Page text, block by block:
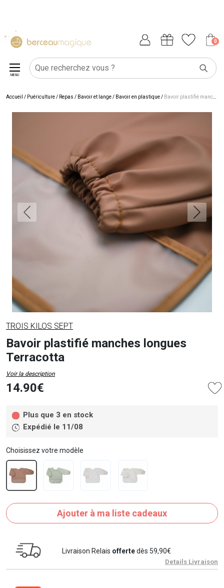
0
MENU
Accueil / Puériculture/ Repas / Bavoir et lange/ Bavoir en plastique/ Bavoir plastifié manches longues Terracotta
TROIS KILOS SEPT
Bavoir plastifié manches longues
Terracotta
Voir la description
14.90€
Plus que 3 en stock
Expédié le 11/08
Choisissez votre modèle
Ajouter à ma liste cadeaux
Livraison Relais offertedès 59,90€
Details Livraison